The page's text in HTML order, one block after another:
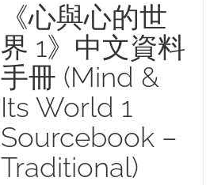
《心與心的世
界 1》中文資料
手冊 (Mind &
Its World 1
Sourcebook –
Traditional)